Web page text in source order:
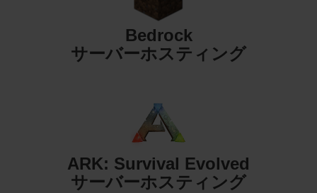
Bedrock
サーバーホスティング
ARK: Survival Evolved
サーバーホスティング